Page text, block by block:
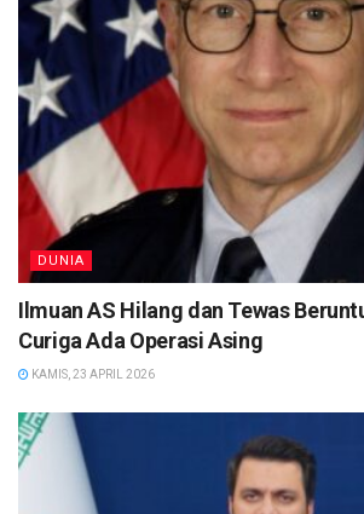
DUNIA
Ilmuan AS Hilang dan Tewas
Curiga Ada Operasi Asing
KAMIS, 23 APRIL 2026